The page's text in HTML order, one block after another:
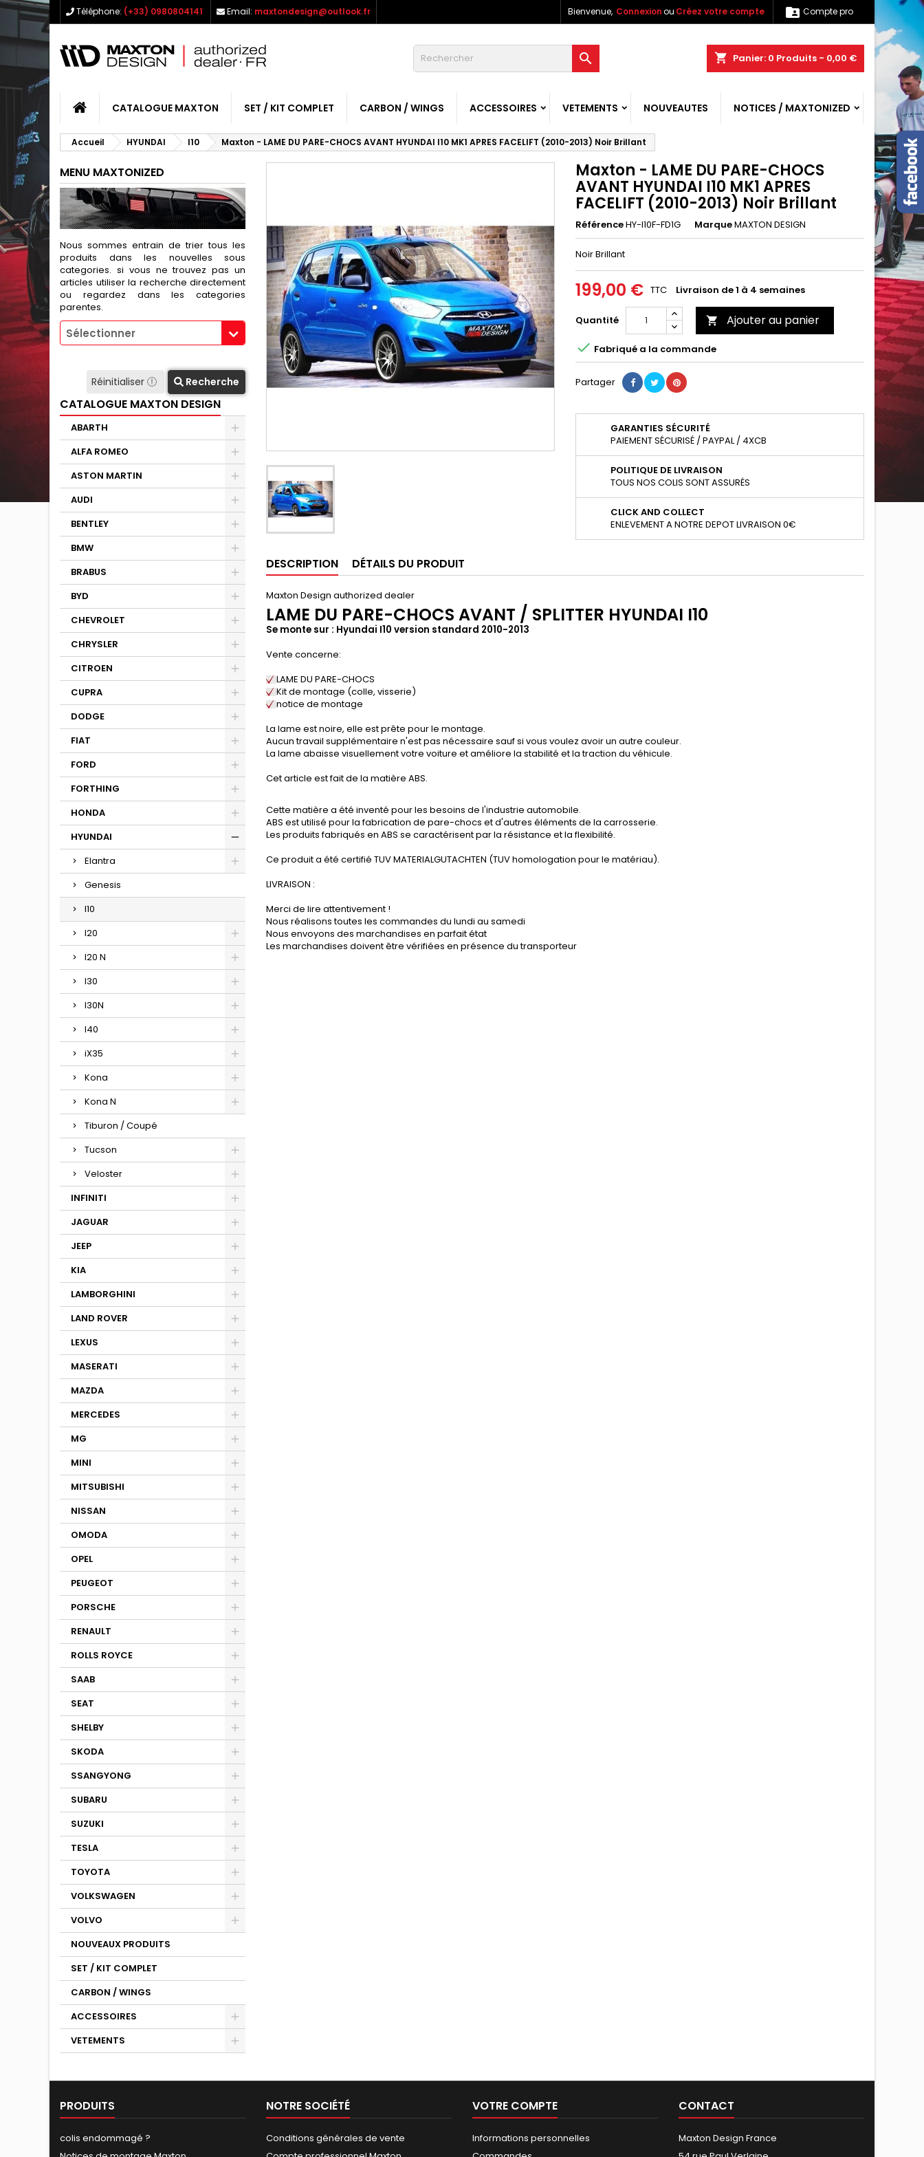
Téléphone: (+33) 0980804141 Email: maxtondesign@outlook.fr  Compte pro
Bienvenue, Connexionou Créez votre compte
shopping_cart Panier: 0 Produits - 0,00 €

CATALOGUE MAXTON SET / KIT COMPLET CARBON / WINGS ACCESSOIRES VETEMENTS NOUVEAUTES NOTICES / MAXTONIZED
Accueil HYUNDAI I10 Maxton - LAME DU PARE-CHOCS AVANT HYUNDAI I10 MK1 APRES FACELIFT (2010-2013) Noir Brillant
MENU MAXTONIZED
Nous sommes entrain de trier tous les
produits dans les nouvelles sous
categories. si vous ne trouvez pas un
articles utiliser la recherche directement
ou regardez dans les categories
parentes.
Sélectionner
Réinitialiser Recherche
CATALOGUE MAXTON DESIGN
ABARTH
ALFA ROMEO
ASTON MARTIN
AUDI
BENTLEY
BMW
BRABUS
BYD
CHEVROLET
CHRYSLER
CITROEN
CUPRA
DODGE
FIAT
FORD
FORTHING
HONDA
HYUNDAI
Elantra
Genesis
I10
I20
I20 N
I30
I30N
I40
iX35
Kona
Kona N
Tiburon / Coupé
Tucson
Veloster
INFINITI
JAGUAR
JEEP
KIA
LAMBORGHINI
LAND ROVER
LEXUS
MASERATI
MAZDA
MERCEDES
MG
MINI
MITSUBISHI
NISSAN
OMODA
OPEL
PEUGEOT
PORSCHE
RENAULT
ROLLS ROYCE
SAAB
SEAT
SHELBY
SKODA
SSANGYONG
SUBARU
SUZUKI
TESLA
TOYOTA
VOLKSWAGEN
VOLVO
NOUVEAUX PRODUITS
SET / KIT COMPLET
CARBON / WINGS
ACCESSOIRES
VETEMENTS
Maxton - LAME DU PARE-CHOCS
AVANT HYUNDAI I10 MK1 APRES
FACELIFT (2010-2013) Noir Brillant
RéférenceHY-I10F-FD1G MarqueMAXTON DESIGN
Noir Brillant
199,00 € TTC Livraison de 1 à 4 semaines
Quantité  Ajouter au panier
 Fabriqué a la commande
Partager
GARANTIES SÉCURITÉ
PAIEMENT SÉCURISÉ / PAYPAL / 4XCB
POLITIQUE DE LIVRAISON
TOUS NOS COLIS SONT ASSURÉS
CLICK AND COLLECT
ENLEVEMENT A NOTRE DEPOT LIVRAISON 0€
DESCRIPTION DÉTAILS DU PRODUIT
Maxton Design authorized dealer
LAME DU PARE-CHOCS AVANT / SPLITTER HYUNDAI I10
Se monte sur : Hyundai I10 version standard 2010-2013
Vente concerne:
LAME DU PARE-CHOCS
Kit de montage (colle, visserie)
notice de montage
La lame est noire, elle est prête pour le montage.
Aucun travail supplémentaire n'est pas nécessaire sauf si vous voulez avoir un autre couleur.
La lame abaisse visuellement votre voiture et améliore la stabilité et la traction du véhicule.
Cet article est fait de la matière ABS.
Cette matière a été inventé pour les besoins de l'industrie automobile.
ABS est utilisé pour la fabrication de pare-chocs et d'autres éléments de la carrosserie.
Les produits fabriqués en ABS se caractérisent par la résistance et la flexibilité.
Ce produit a été certifié TUV MATERIALGUTACHTEN (TUV homologation pour le matériau).
LIVRAISON :
Merci de lire attentivement !
Nous réalisons toutes les commandes du lundi au samedi
Nous envoyons des marchandises en parfait état
Les marchandises doivent être vérifiées en présence du transporteur
PRODUITS
colis endommagé ?
NOTRE SOCIÉTÉ
Conditions générales de vente
VOTRE COMPTE
Informations personnelles
CONTACT
Maxton Design France